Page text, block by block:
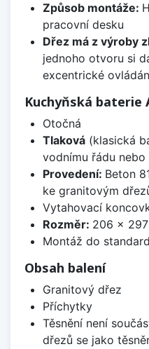
Způsob montáže:
pracovní desku
Dřez má z výroby
jednoho otvoru si
excentrické
Kuchyňská baterie
Otočná
Tlaková(klasická
vodnímu řádu
Provedení: Beton
ke granitovým
Vytahovací
Rozměr: 206 x
Montáž do
Obsah balení
Granitový dřez
Příchytky
Těsnění není
dřezů se jako